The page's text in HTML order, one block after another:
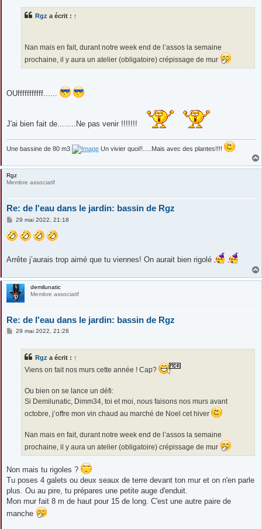
Rgz a écrit : ↑
Nan mais en fait, durant notre week end de l’assos la semaine
prochaine, il y aura un atelier (obligatoire) crépissage de mur
OUfffffffffff......
J'ai bien fait de........Ne pas venir !!!!!!!
Une bassine de 80 m3 Un vivier quoi!!.....Mais avec des plantes!!!!
Rgz
Membre associatif
Re: de l'eau dans le jardin: bassin de Rgz
M
s
s
e
29 mai 2022, 21:18
Arrête j’aurais trop aimé que tu viennes! On aurait bien rigolé
demilunatic
Membre associatif
Re: de l'eau dans le jardin: bassin de Rgz
M29 mai 2022, 21:28
Rgz a écrit : ↑
Viens on fait nos murs cette année ! Cap?
Ou bien on se lance un défi:
Si Demilunatic, Dimm34, toi et moi, nous faisons nos murs avant
octobre, j’offre mon vin chaud au marché de Noel cet hiver
Nan mais en fait, durant notre week end de l’assos la semaine
prochaine, il y aura un atelier (obligatoire) crépissage de mur
Non mais tu rigoles ?
Tu poses 4 galets ou deux seaux de terre devant ton mur et on n'en parle
plus. Ou au pire, tu prépares une petite auge d'enduit.
Mon mur fait 8 m de haut pour 15 de long. C'est une autre paire de
manche